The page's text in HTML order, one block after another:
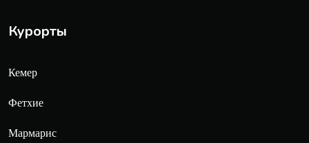
Курорты
Кемер
Фетхие
Мармарис